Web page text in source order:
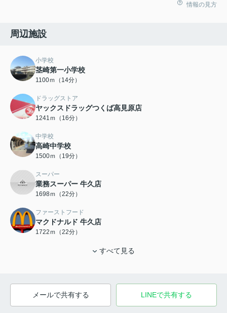
情報の見方
周辺施設
小学校
茎崎第一小学校
1100ｍ（14分）
ドラッグストア
ヤックスドラッグつくば高見原店
1241ｍ（16分）
中学校
高崎中学校
1500ｍ（19分）
スーパー
業務スーパー 牛久店
1698ｍ（22分）
ファーストフード
マクドナルド 牛久店
1722ｍ（22分）
すべて見る
メールで共有する LINEで共有する